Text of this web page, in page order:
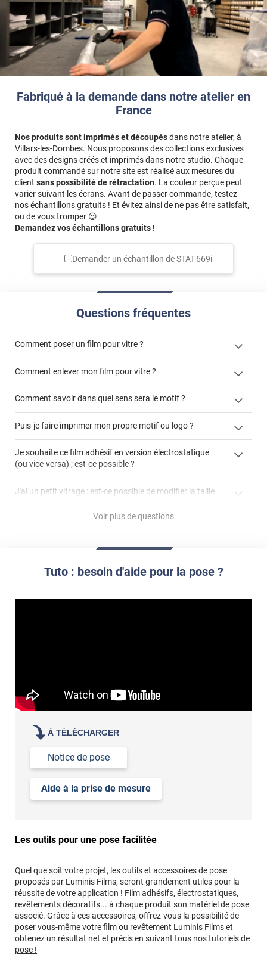
Fabriqué à la demande dans notre atelier en
France
Nos produits sont imprimés et découpésdans notre atelier, à
Villars-les-Dombes. Nous proposons des collections exclusives
avec des designs créés et imprimés dans notre studio. Chaque
produit commandé sur notre site est réalisé aux mesures du
client sans possibilité de rétractation. La couleur perçue peut
varier suivant les écrans. Avant de passer commande, testez
nos échantillons gratuits ! Et évitez ainsi de ne pas être satisfait,
ou de vous tromper 😉
Demandez vos échantillons gratuits !
Demander un échantillon deSTAT-669i
Questions fréquentes
Comment poser un film pour vitre ?
cet article
cet
article
Comment enlever mon film pour vitre ?
enlever et stocker
Comment savoir dans quel sens sera le motif ?
Puis-je faire imprimer mon propre motif ou logo ?
personnaliser
Je souhaite ce film adhésif en version électrostatique
(ou vice-versa) ; est-ce possible ?
J'ai un petit vitrage : est-ce possible de modifier la taille
impression personnalisée
Voir plus de questions
Tuto : besoin d'aide pour la pose ?
À TÉLÉCHARGER
Notice de pose
Aide à la prise de mesure
Les outils pour une pose facilitée
Quel que soit votre projet, les outils et accessoires de pose
proposés par Luminis Films, seront grandement utiles pour la
réussite de votre application ! Film adhésifs, électrostatiques,
revêtements décoratifs... à chaque produit son matériel de pose
associé. Grâce à ces accessoires, offrez-vous la possibilité de
poser vous-même votre film ou revêtement Luminis Films et
obtenez un résultat net et précis en suivant tous nos tutoriels de
pose !